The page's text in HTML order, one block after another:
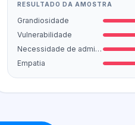
RESULTADO DA AMOSTRA
Grandiosidade
Vulnerabilidade
Necessidade de admiração
Empatia